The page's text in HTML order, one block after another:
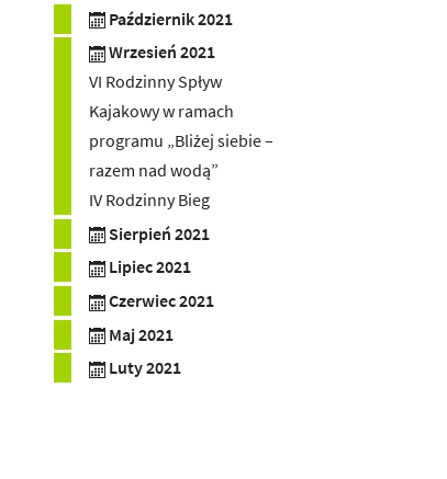
Październik 2021
Wrzesień 2021
VI Rodzinny Spływ
Kajakowy w ramach
programu „Bliżej siebie –
razem nad wodą”
IV Rodzinny Bieg
Sierpień 2021
Lipiec 2021
Czerwiec 2021
Maj 2021
Luty 2021